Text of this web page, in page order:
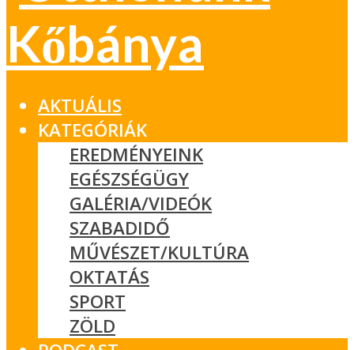
AKTUÁLIS
KATEGÓRIÁK
EREDMÉNYEINK
EGÉSZSÉGÜGY
GALÉRIA/VIDEÓK
SZABADIDŐ
MŰVÉSZET/KULTÚRA
OKTATÁS
SPORT
ZÖLD